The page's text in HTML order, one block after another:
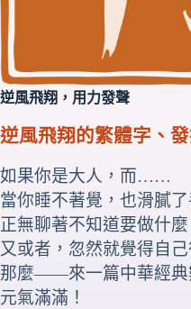
逆風飛翔，用力發聲
逆風飛翔的繁體字、
如果你是大人，而……
當你睡不著覺，也滑膩
正無聊著不知道要做什麼
又或者，忽然就覺得自
那麼――來一篇中華經典
元氣滿滿！